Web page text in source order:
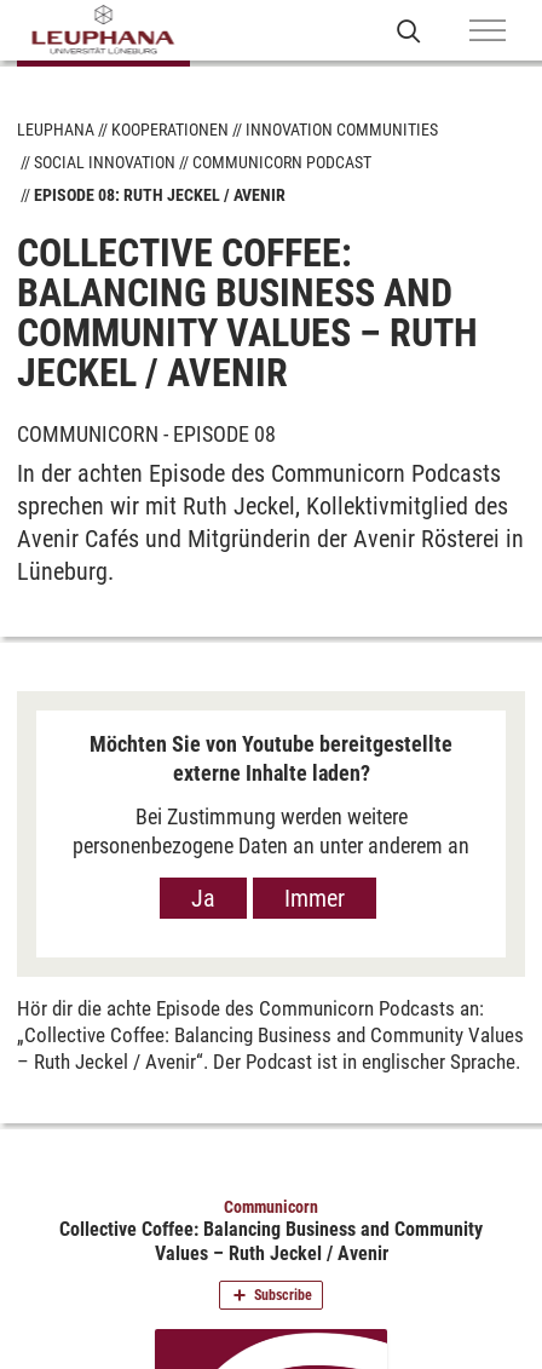
LEUPHANA KOOPERATIONEN
INNOVATION COMMUNITIES
SOCIAL INNOVATION
COMMUNICORN PODCAST
EPISODE 08: RUTH JECKEL / AVENIR
COLLECTIVE COFFEE:
BALANCING BUSINESS AND
COMMUNITY VALUES – RUTH
JECKEL / AVENIR
COMMUNICORN - EPISODE 08
In der achten Episode des Communicorn Podcasts
sprechen wir mit Ruth Jeckel, Kollektivmitglied des
Avenir Cafés und Mitgründerin der Avenir Rösterei in
Lüneburg.
Möchten Sie von Youtube bereitgestellte
externe Inhalte laden?
Bei Zustimmung werden weitere
personenbezogene Daten an unter anderem an
Google in den USA übermittelt, um Ihnen Youtube-
Videos anzuzeigen. Der Europäische Gerichtshof
an EU-Standards, jedoch als unzureichend
dass Ihre Daten dann durch US-Behörden
verarbeitet werden können. Klicken Sie auf „Ja“
erfolgt die Weitergabe nur für die Anzeige dieses
Weitergabe generell bei Anzeige von Youtube-
hierzu entnehmen Sie bitte unserer
Datenschutzerklärung.
Ja Immer
Hör dir die achte Episode des Communicorn Podcasts an:
„Collective Coffee: Balancing Business and Community Values
– Ruth Jeckel / Avenir“. Der Podcast ist in englischer Sprache.